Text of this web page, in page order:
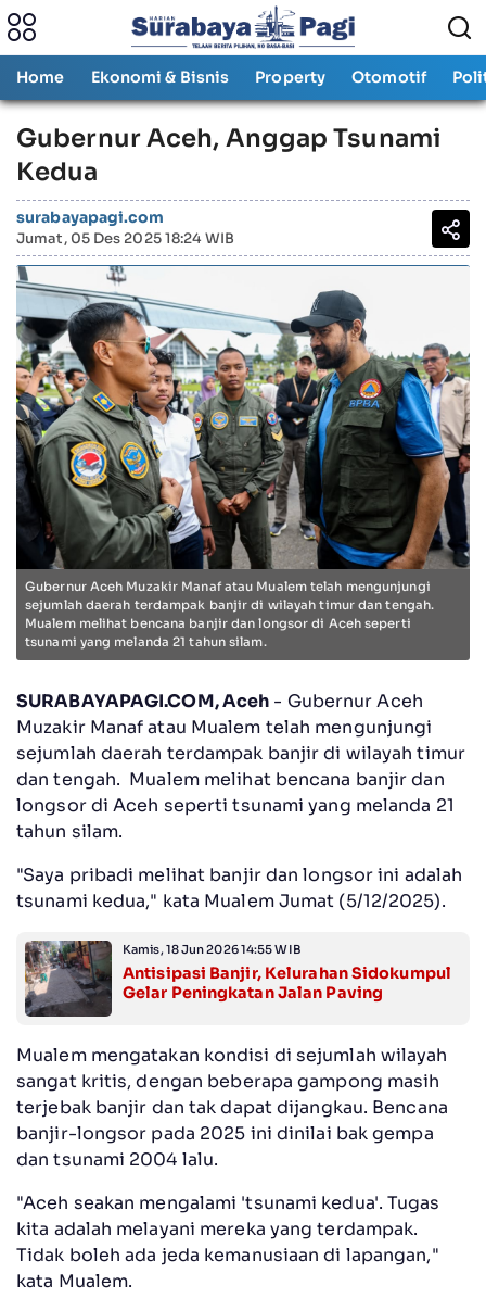
Home Ekonomi & Bisnis Property Otomotif
Gubernur Aceh, Anggap Tsunami
Kedua
surabayapagi.com
Jumat, 05 Des 2025 18:24 WIB
Gubernur Aceh Muzakir Manaf atau Mualem telah mengunjungi
sejumlah daerah terdampak banjir di wilayah timur dan tengah.
Mualem melihat bencana banjir dan longsor di Aceh seperti
tsunami yang melanda 21 tahun silam.
SURABAYAPAGI.COM, Aceh - Gubernur Aceh
Muzakir Manaf atau Mualem telah mengunjungi
sejumlah daerah terdampak banjir di wilayah timur
dan tengah. Mualem melihat bencana banjir dan
longsor di Aceh seperti tsunami yang melanda 21
tahun silam.
"Saya pribadi melihat banjir dan longsor ini adalah
tsunami kedua," kata Mualem Jumat (5/12/2025).
Kamis, 18 Jun 2026 14:55 WIB
Antisipasi Banjir, Kelurahan Sidokumpul
Gelar Peningkatan Jalan Paving
Mualem mengatakan kondisi di sejumlah wilayah
sangat kritis, dengan beberapa gampong masih
terjebak banjir dan tak dapat dijangkau. Bencana
banjir-longsor pada 2025 ini dinilai bak gempa
dan tsunami 2004 lalu.
"Aceh seakan mengalami 'tsunami kedua'. Tugas
kita adalah melayani mereka yang terdampak.
Tidak boleh ada jeda kemanusiaan di lapangan,"
kata Mualem.